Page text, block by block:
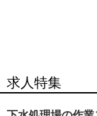
求人特集